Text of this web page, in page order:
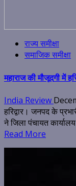
राज्य समीक्षा
समाजिक समीक्षा
महाराज की मौजूदगी में
India Review
हरिद्वार। जनपद के
ने जिला पंचायत
Read More